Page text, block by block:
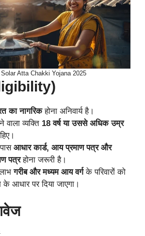
Solar Atta Chakki Yojana 2025
का नागरिकहोना अनिवार्य है।
व्यक्ति 18 वर्ष या उससे अधिक उम्र
आधार कार्ड, आय प्रमाण पत्र और
पत्रहोना जरूरी है।
गरीब और मध्यम आय वर्गके परिवारों को
के आधार पर दिया जाएगा।